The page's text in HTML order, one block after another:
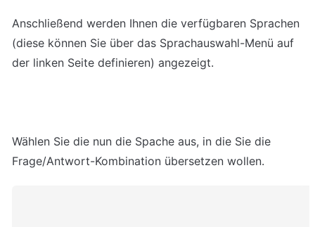
Anschließend werden Ihnen die verfügbaren Sprachen
(diese können Sie über das Sprachauswahl-Menü auf
der linken Seite definieren) angezeigt.
Wählen Sie die nun die Spache aus, in die Sie die